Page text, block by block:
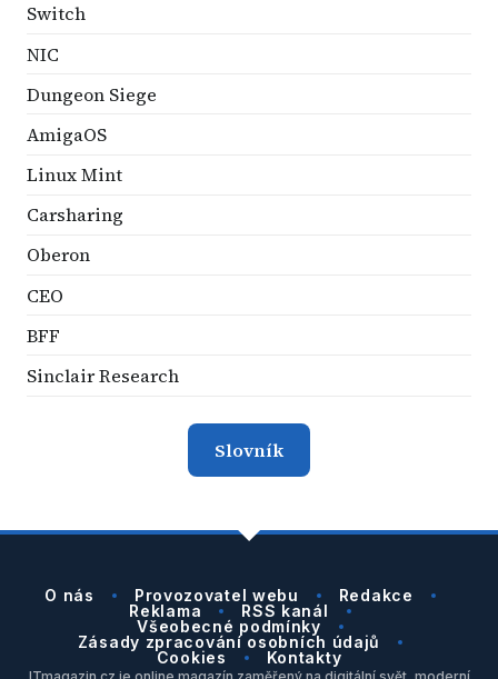
Switch
NIC
Dungeon Siege
AmigaOS
Linux Mint
Carsharing
Oberon
CEO
BFF
Sinclair Research
Slovník
O nás Provozovatel webu
Redakce
Reklama
RSS kanál
Všeobecné podmínky
Zásady zpracování osobních údajů
Cookies
Kontakty